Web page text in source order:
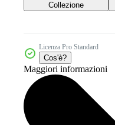
Collezione
Licenza Pro Standard
Cos'è?
Maggiori informazioni